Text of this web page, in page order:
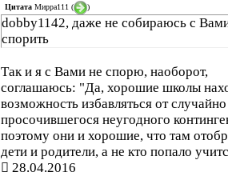
Цитата Мирра111 ( )
dobby1142, даже не собираюсь с
спорить
Так и я с Вами не спорю, наоборот,
соглашаюсь: "Да, хорошие школы
возможность избавляться от случайно
просочившегося неугодного
поэтому они и хорошие, что там
дети и родители, а не кто попало
28.04.2016